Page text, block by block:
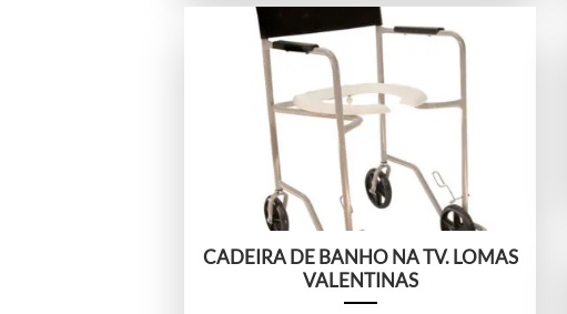
CADEIRA DE BANHO NA TV. LOMAS
VALENTINAS